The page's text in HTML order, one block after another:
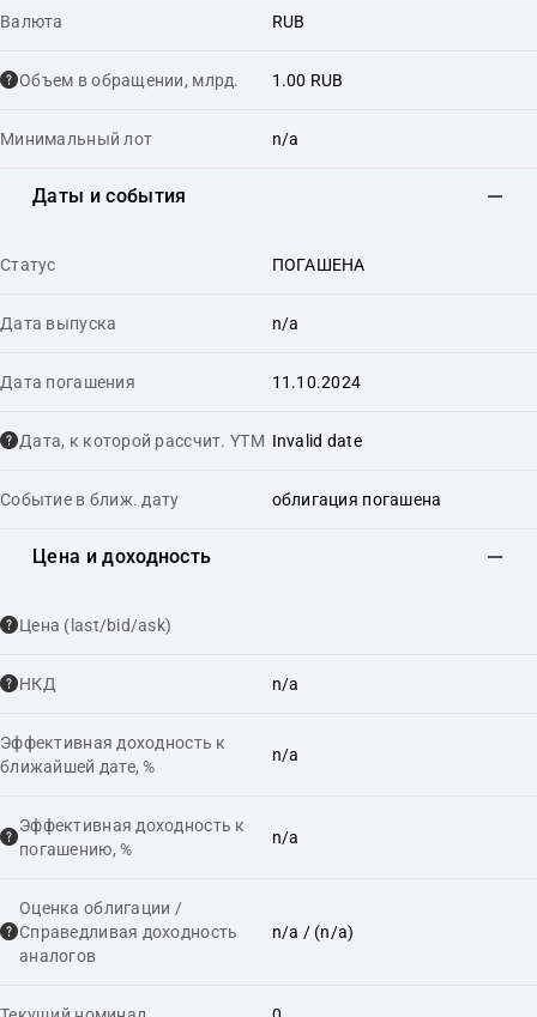
Валюта RUB
Объем в обращении, млрд. 1.00 RUB
Минимальный лот n/a
Даты и события
Статус ПОГАШЕНА
Дата выпуска n/a
Дата погашения 11.10.2024
Дата, к которой рассчит. YTM Invalid date
Событие в ближ. дату облигация погашена
Цена и доходность
Цена (last/bid/ask)
НКД n/a
Эффективная доходность к
ближайшей дате, %
n/a
Эффективная доходность к
погашению, %
n/a
Оценка облигации /
Справедливая доходность
аналогов
n/a / (n/a)